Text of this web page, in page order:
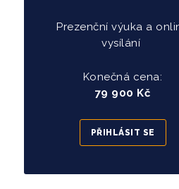
Prezenční výuka a
vysílání
Konečná cena:
79 900 Kč
PŘIHLÁSIT SE